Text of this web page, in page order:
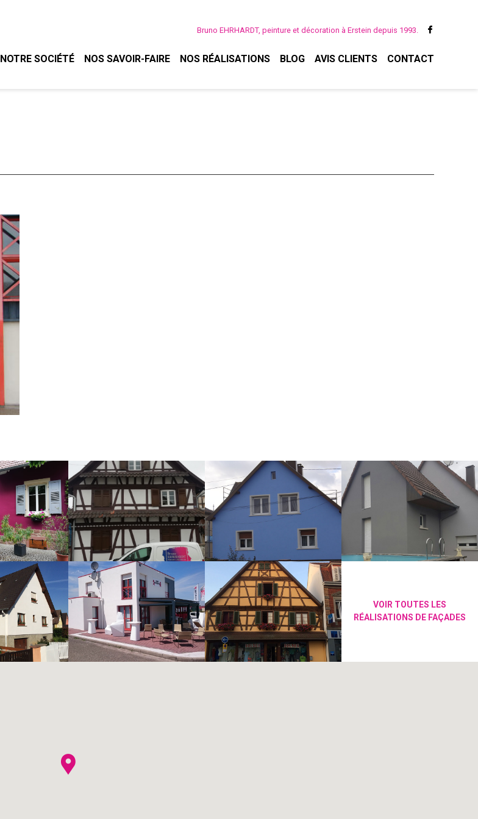
Bruno EHRHARDT, peinture et décoration à Erstein depuis 1993.
NOTRE SOCIÉTÉ NOS SAVOIR-FAIRE NOS RÉALISATIONS BLOG AVIS CLIENTS CONTACT
VOIR TOUTES LES
RÉALISATIONS DE FAÇADES